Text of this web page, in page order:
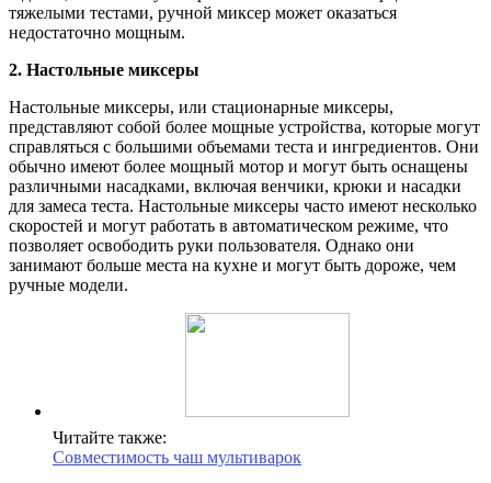
тяжелыми тестами, ручной миксер может оказаться
недостаточно мощным.
2. Настольные миксеры
Настольные миксеры, или стационарные миксеры,
представляют собой более мощные устройства, которые могут
справляться с большими объемами теста и ингредиентов. Они
обычно имеют более мощный мотор и могут быть оснащены
различными насадками, включая венчики, крюки и насадки
для замеса теста. Настольные миксеры часто имеют несколько
скоростей и могут работать в автоматическом режиме, что
позволяет освободить руки пользователя. Однако они
занимают больше места на кухне и могут быть дороже, чем
ручные модели.
Читайте также:
Совместимость чаш мультиварок